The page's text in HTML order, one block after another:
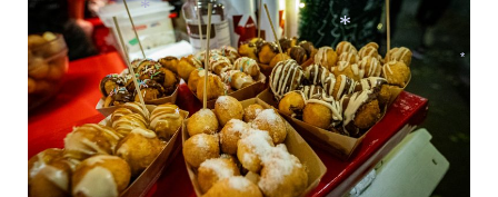
*
*
*
*
*
*
* *